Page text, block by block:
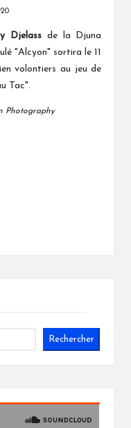
Djelass de la Djuna
"Alcyon" sortira le 11
volontiers au jeu de
Tac".
Photography
Rechercher